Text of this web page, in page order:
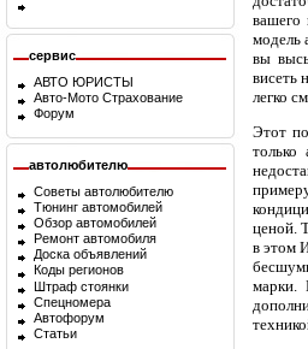
сервис
АВТО ЮРИСТЫ
Авто-Мото Страхование
Форум
автолюбителю
Советы автолюбителю
Тюнинг автомобилей
Обзор автомобилей
Ремонт автомобиля
Доска объявлений
Коды регионов
Штраф стоянки
Спецномера
Автофорум
Статьи
вашего
модель
вы
висеть
легко
Этот
ценой.
в этом
марки.